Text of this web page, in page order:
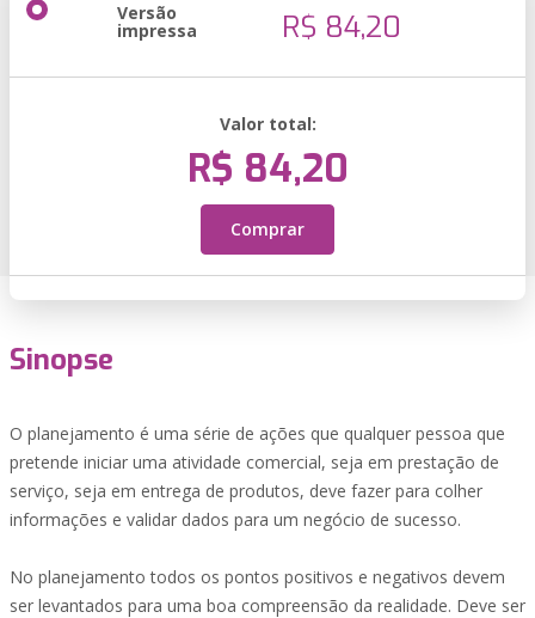
Versão
impressa R$ 84,20
Valor total:
R$ 84,20
Comprar
Sinopse
O planejamento é uma série de ações que qualquer pessoa que
pretende iniciar uma atividade comercial, seja em prestação de
serviço, seja em entrega de produtos, deve fazer para colher
informações e validar dados para um negócio de sucesso.
No planejamento todos os pontos positivos e negativos devem
ser levantados para uma boa compreensão da realidade. Deve ser